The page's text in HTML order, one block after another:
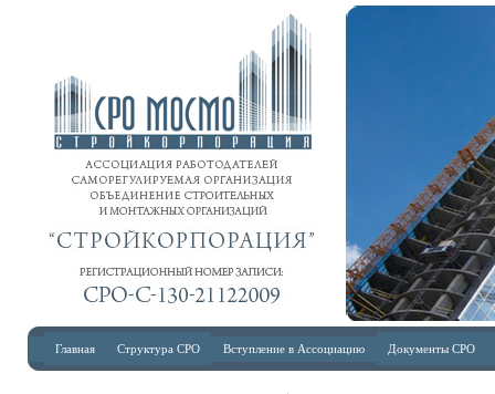
Главная Структура СРО Вступление в Ассоциацию Документы СРО